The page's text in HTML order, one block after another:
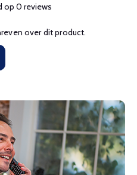
op 0 reviews
over dit product.